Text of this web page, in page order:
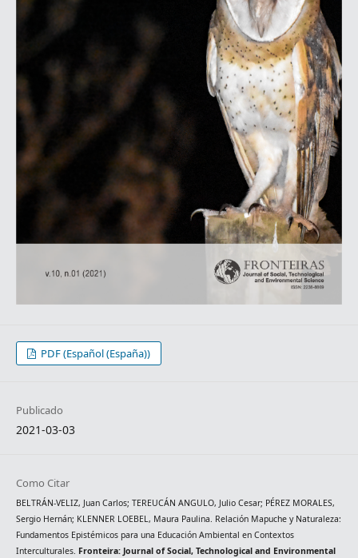
PDF (Español (España))
Publicado
2021-03-03
Como Citar
BELTRÁN-VELIZ, Juan Carlos; TEREUCÁN ANGULO, Julio Cesar; PÉREZ MORALES,
Sergio Hernán; KLENNER LOEBEL, Maura Paulina. Relación Mapuche y Naturaleza:
Fundamentos Epistémicos para una Educación Ambiental en Contextos
Interculturales. Fronteira: Journal of Social, Technological and Environmental